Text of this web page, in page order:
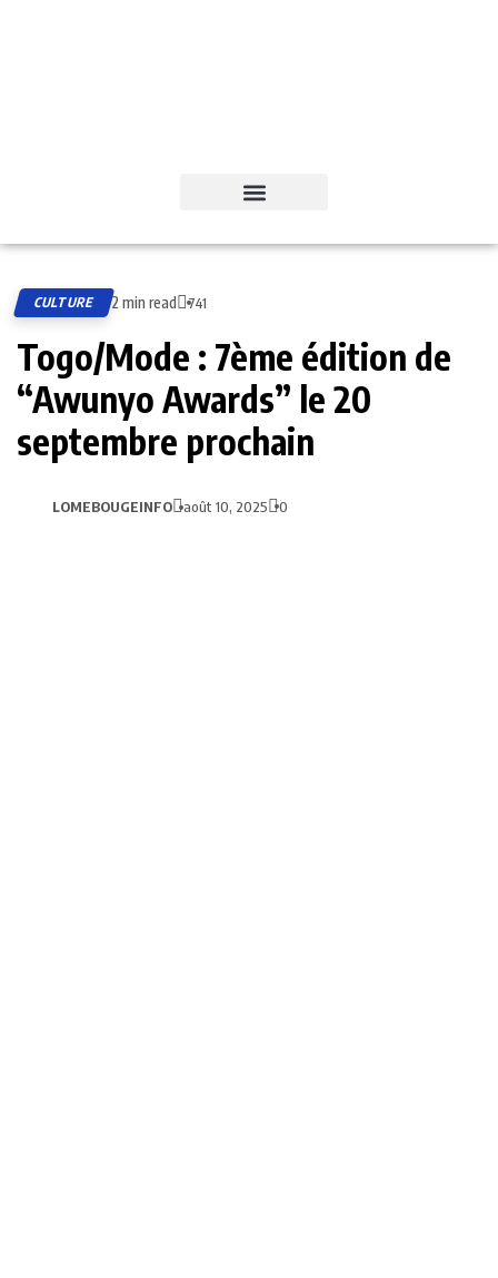
CULTURE 2 min read 741
Togo/Mode : 7ème édition de
“Awunyo Awards” le 20
septembre prochain
LOMEBOUGEINFO août 10, 2025 0